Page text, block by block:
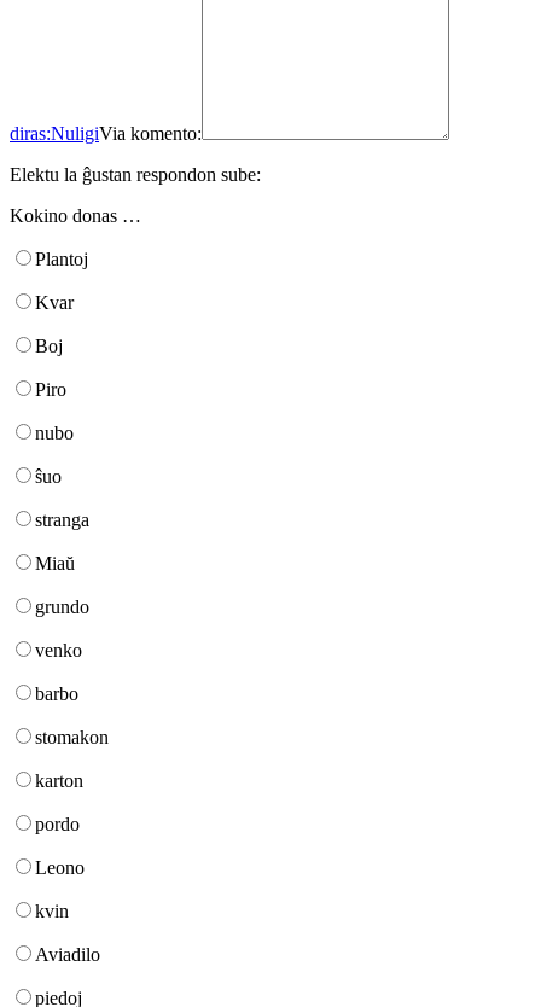
diras:NuligiVia komento:
Elektu la ĝustan respondon sube:
Kokino donas …
Plantoj
Kvar
Boj
Piro
nubo
ŝuo
stranga
Miaŭ
grundo
venko
barbo
stomakon
karton
pordo
Leono
kvin
Aviadilo
piedoj